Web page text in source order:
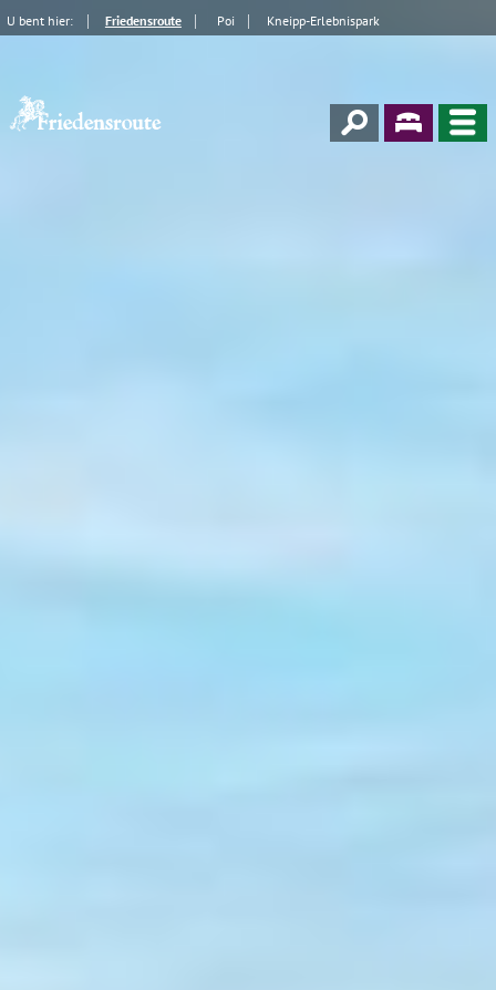
U bent hier: Friedensroute Poi Kneipp-Erlebnispark